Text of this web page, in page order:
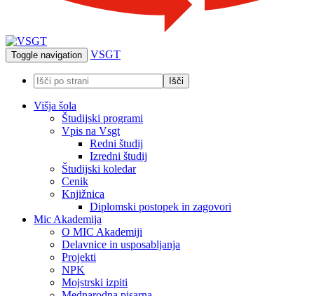
Toggle navigation VSGT
Višja šola
Študijski programi
Vpis na Vsgt
Redni študij
Izredni študij
Študijski koledar
Cenik
Knjižnica
Diplomski postopek in zagovori
Mic Akademija
O MIC Akademiji
Delavnice in usposabljanja
Projekti
NPK
Mojstrski izpiti